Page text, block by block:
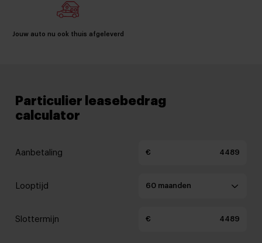
Jouw auto nu ook thuis afgeleverd
Particulier leasebedrag
calculator
Aanbetaling €
Looptijd
Slottermijn €